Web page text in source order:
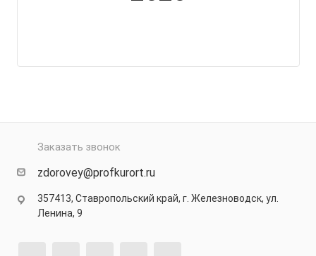
Заказать звонок
zdorovey@profkurort.ru
357413, Ставропольский край, г. Железноводск, ул.
Ленина, 9